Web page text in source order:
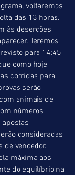
voltaremos
das 13 horas.
às deserções
Teremos
para 14:45
como hoje
corridas para
serão
animais de
números
apostas
consideradas
de vencedor.
máxima aos
do equilíbrio na